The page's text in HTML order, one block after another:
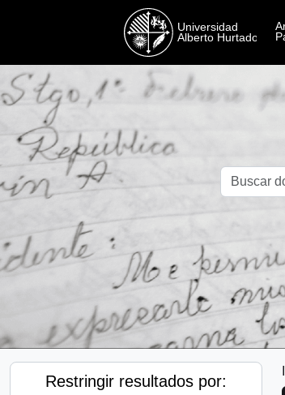
Restringir resultados por: